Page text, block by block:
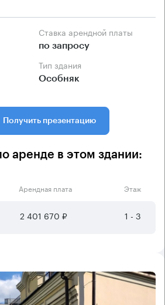
Ставка арендной платы
по запросу
Тип здания
Особняк
Получить презентацию
аренде в этом здании:
Арендная плата Этаж
2 401 670 ₽ 1 - 3